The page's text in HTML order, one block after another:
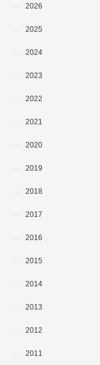
2026
2025
2024
2023
2022
2021
2020
2019
2018
2017
2016
2015
2014
2013
2012
2011